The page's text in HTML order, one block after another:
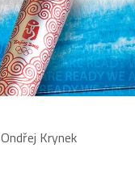
Ondřej Krynek